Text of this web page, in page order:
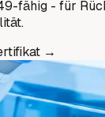
fähig - für
→